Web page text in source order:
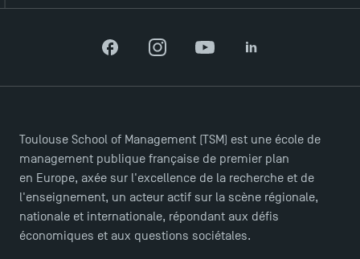
FacebookInstagramYouTubeLinkedIn
Toulouse School of Management (TSM) est une école de
management publique française de premier plan
en Europe, axée sur l'excellence de la recherche et de
l'enseignement, un acteur actif sur la scène régionale,
nationale et internationale, répondant aux défis
économiques et aux questions sociétales.